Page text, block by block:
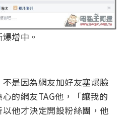
增中。
是因為網友加好友塞爆臉
的網友TAG他，「讓我的
他才決定開設粉絲團，他